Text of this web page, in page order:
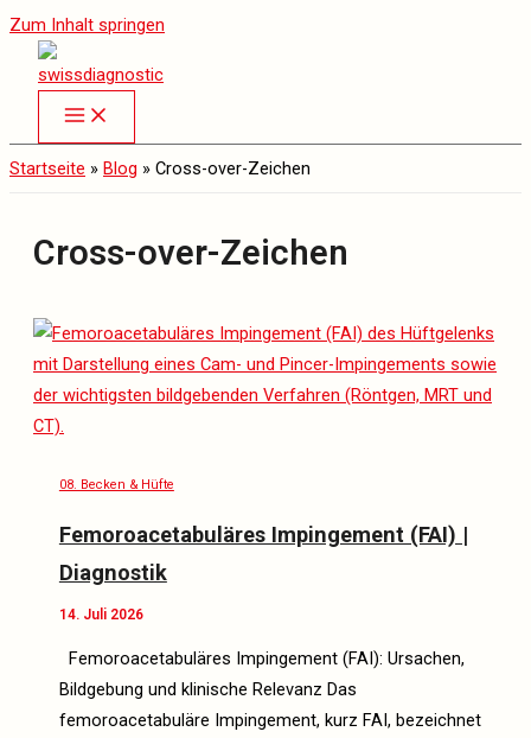
Zum Inhalt springen
Startseite » Blog » Cross-over-Zeichen
Cross-over-Zeichen
08. Becken & Hüfte
Femoroacetabuläres Impingement (FAI) |
Diagnostik
14. Juli 2026
Femoroacetabuläres Impingement (FAI): Ursachen,
Bildgebung und klinische Relevanz Das
femoroacetabuläre Impingement, kurz FAI, bezeichnet